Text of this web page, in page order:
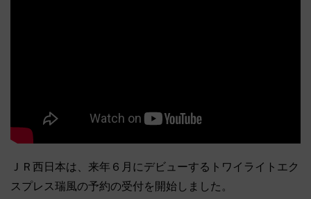
ＪＲ西日本は、来年６月にデビューするトワイライトエク
スプレス瑞風の予約の受付を開始しました。